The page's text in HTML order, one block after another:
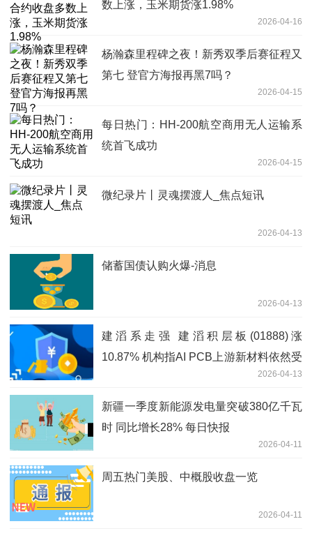
数上涨，玉米期货涨1.98%
2026-04-16
杨瀚森里程碑之夜！新秀双季后赛征程又
第七 登官方海报再黑7吗？
2026-04-15
每日热门：HH-200航空商用无人运输系
统首飞成功
2026-04-15
微纪录片丨灵魂摆渡人_焦点短讯
2026-04-13
储蓄国债认购火爆-消息
2026-04-13
建滔系走强 建滔积层板(01888)涨
10.87% 机构指AI PCB上游新材料依然受
2026-04-13
新疆一季度新能源发电量突破380亿千瓦
时 同比增长28% 每日快报
2026-04-11
周五热门美股、中概股收盘一览
2026-04-11